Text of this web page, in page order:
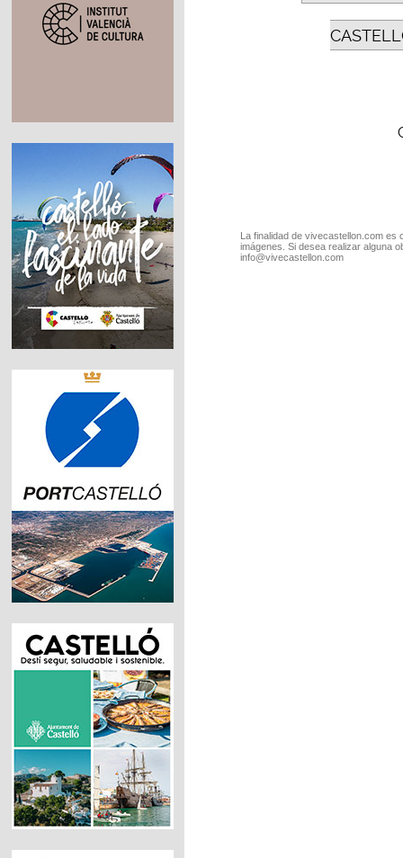
La finalidad de vivecastellon.com
imágenes. Si desea realizar alguna
info@vivecastellon.com